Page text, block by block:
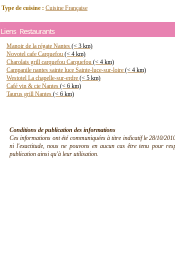
Type de cuisine : Cuisine Française
Liens Restaurants
Manoir de la régate Nantes (< 3 km)
Novotel cafe Carquefou (< 4 km)
Charolais grill carquefou Carquefou (< 4 km)
Campanile nantes sainte luce Sainte-luce-sur-loire (< 4 km)
Westotel La chapelle-sur-erdre (< 5 km)
Café vin & cie Nantes (< 6 km)
Taurus grill Nantes (< 6 km)
Conditions de publication des informations
Ces informations ont été communiquées à titre indicatif le 28/10/
ni l'exactitude, nous ne pouvons en aucun cas être tenu pour
publication ainsi qu'à leur utilisation.